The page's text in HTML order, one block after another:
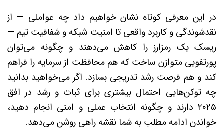
در این معرفی کوتاه نشان خواهیم داد چه عواملی — از
نقدشوندگی و کاربرد واقعی تا امنیت شبکه و شفافیت تیم —
ریسک یک رمزارز را کاهش می‌دهند و چگونه می‌توان
پورتفویی متوازن ساخت که هم محافظت از سرمایه را فراهم
کند و هم فرصت رشد تدریجی بسازد. اگر می‌خواهید بدانید
چه توکن‌هایی احتمال بیشتری برای ثبات و رشد در افق
۲۰۲۵ دارند و چگونه انتخاب عملی و امنی انجام دهید،
خواندن ادامه مطلب به شما نقشه راهی روشن می‌دهد.